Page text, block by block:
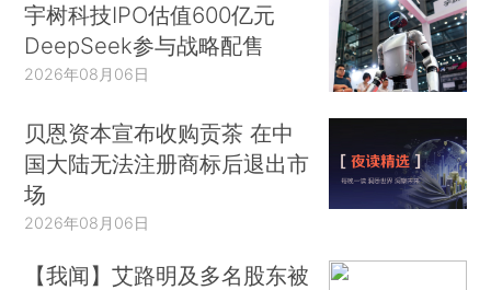
宇树科技IPO估值600亿元
DeepSeek参与战略配售
2026年08月06日
贝恩资本宣布收购贡茶 在中
国大陆无法注册商标后退出市
场
2026年08月06日
【我闻】艾路明及多名股东被